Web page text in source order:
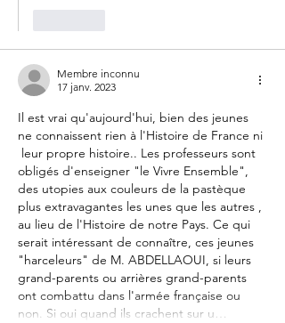
Membre inconnu
17 janv. 2023
Il est vrai qu'aujourd'hui, bien des jeunes
ne connaissent rien à l'Histoire de France ni
leur propre histoire.. Les professeurs sont
obligés d'enseigner "le Vivre Ensemble",
des utopies aux couleurs de la pastèque
plus extravagantes les unes que les autres ,
au lieu de l'Histoire de notre Pays. Ce qui
serait intéressant de connaître, ces jeunes
"harceleurs" de M. ABDELLAOUI, si leurs
grand-parents ou arrières grand-parents
ont combattu dans l'armée française ou
non. Si oui quand ils crachent sur u…